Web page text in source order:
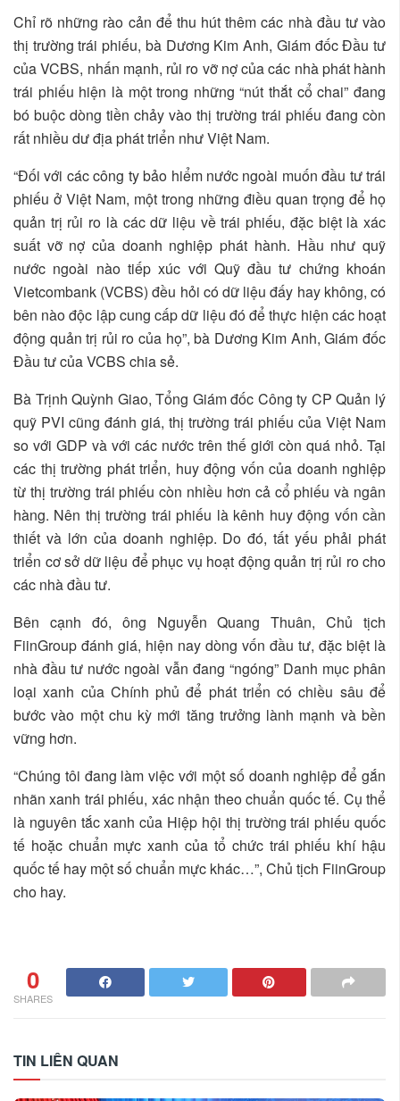
Chỉ rõ những rào cản để thu hút thêm các nhà đầu tư vào
thị trường trái phiếu, bà Dương Kim Anh, Giám đốc Đầu tư
của VCBS, nhấn mạnh, rủi ro vỡ nợ của các nhà phát hành
trái phiếu hiện là một trong những “nút thắt cổ chai” đang
bó buộc dòng tiền chảy vào thị trường trái phiếu đang còn
rất nhiều dư địa phát triển như Việt Nam.
“Đối với các công ty bảo hiểm nước ngoài muốn đầu tư trái
phiếu ở Việt Nam, một trong những điều quan trọng để họ
quản trị rủi ro là các dữ liệu về trái phiếu, đặc biệt là xác
suất vỡ nợ của doanh nghiệp phát hành. Hầu như quỹ
nước ngoài nào tiếp xúc với Quỹ đầu tư chứng khoán
Vietcombank (VCBS) đều hỏi có dữ liệu đấy hay không, có
bên nào độc lập cung cấp dữ liệu đó để thực hiện các hoạt
động quản trị rủi ro của họ”, bà Dương Kim Anh, Giám đốc
Đầu tư của VCBS chia sẻ.
Bà Trịnh Quỳnh Giao, Tổng Giám đốc Công ty CP Quản lý
quỹ PVI cũng đánh giá, thị trường trái phiếu của Việt Nam
so với GDP và với các nước trên thế giới còn quá nhỏ. Tại
các thị trường phát triển, huy động vốn của doanh nghiệp
từ thị trường trái phiếu còn nhiều hơn cả cổ phiếu và ngân
hàng. Nên thị trường trái phiếu là kênh huy động vốn cần
thiết và lớn của doanh nghiệp. Do đó, tất yếu phải phát
triển cơ sở dữ liệu để phục vụ hoạt động quản trị rủi ro cho
các nhà đầu tư.
Bên cạnh đó, ông Nguyễn Quang Thuân, Chủ tịch
FiinGroup đánh giá, hiện nay dòng vốn đầu tư, đặc biệt là
nhà đầu tư nước ngoài vẫn đang “ngóng” Danh mục phân
loại xanh của Chính phủ để phát triển có chiều sâu để
bước vào một chu kỳ mới tăng trưởng lành mạnh và bền
vững hơn.
“Chúng tôi đang làm việc với một số doanh nghiệp để gắn
nhãn xanh trái phiếu, xác nhận theo chuẩn quốc tế. Cụ thể
là nguyên tắc xanh của Hiệp hội thị trường trái phiếu quốc
tế hoặc chuẩn mực xanh của tổ chức trái phiếu khí hậu
quốc tế hay một số chuẩn mực khác…”, Chủ tịch FiinGroup
cho hay.
0
SHARES
TIN LIÊN QUAN